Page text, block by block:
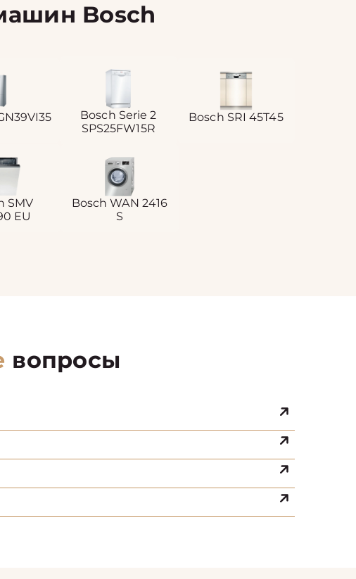
Bosch
Bosch Serie 2
SPS25FW15R
Bosch SRI 45T45
SMV
EU
Bosch WAN 2416
S
вопросы